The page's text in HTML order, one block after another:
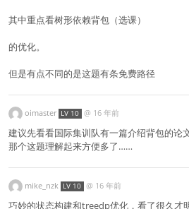
其中重点看树形依赖背包（选课）
的优化。
但是有点不同的是这题有条免费路径
oimaster LV 10 @ 16 年前
建议先看看国际集训队有一篇介绍背包的论
那个这题理解起来方便多了……
mike_nzk LV 10 @ 16 年前
巧妙的状态构建和treedp优化，看了很久才明